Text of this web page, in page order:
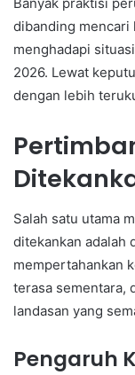
Banyak praktisi
dibanding mencari
menghadapi
2026. Lewat
dengan lebih
Salah satu utama
ditekankan adalah
mempertahankan
terasa sementara,
landasan yang
Pengaruh